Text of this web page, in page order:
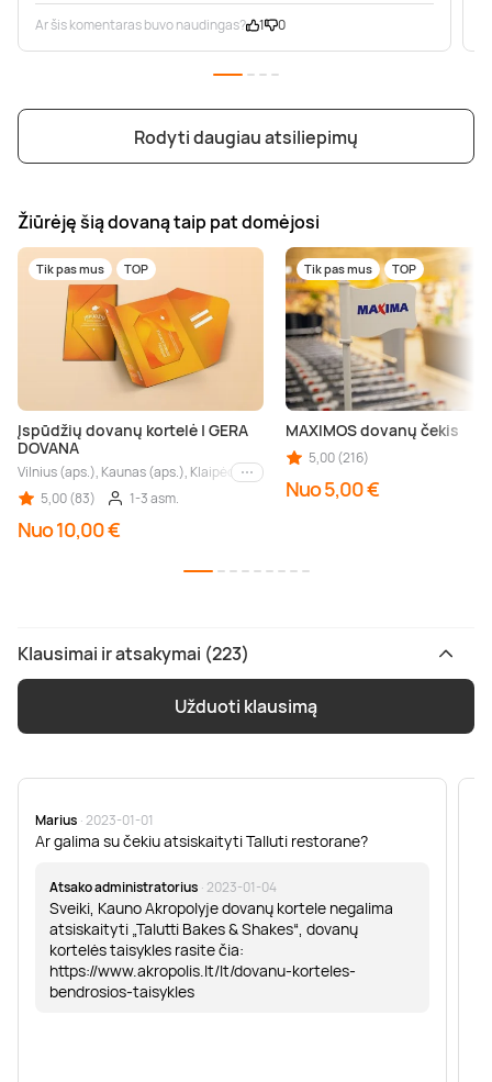
Ar šis komentaras buvo naudingas? 1 0
Rodyti daugiau atsiliepimų
Žiūrėję šią dovaną taip pat domėjosi
Tik pas mus TOP
Įspūdžių dovanų kortelė | GERA
DOVANA
Vilnius (aps.), Kaunas (aps.), Klaipėda (aps.), Palanga (aps.), Nida (aps.),
Kiti miestai
5,00 (83)
1-3 asm.
Nuo 10,00 €
Tik pas mus TOP
MAXIMOS dovanų čekis
5,00 (216)
Nuo 5,00 €
Klausimai ir atsakymai (223)
Užduoti klausimą
Marius · 2023-01-01
Ar galima su čekiu atsiskaityti Talluti restorane?
Atsako administratorius · 2023-01-04
Sveiki, Kauno Akropolyje dovanų kortele negalima
atsiskaityti „Talutti Bakes & Shakes“, dovanų
kortelės taisykles rasite čia:
https://www.akropolis.lt/lt/dovanu-korteles-
bendrosios-taisykles